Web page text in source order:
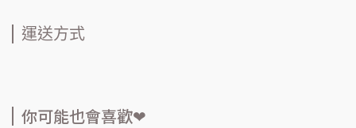
運送方式
你可能也會喜歡❤︎